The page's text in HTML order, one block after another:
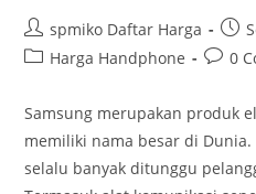
Post
author:
spmiko Daftar Harga
Post
PostHarga Handphone
Post0
Samsung merupakan produk
memiliki nama besar di
selalu banyak ditunggu